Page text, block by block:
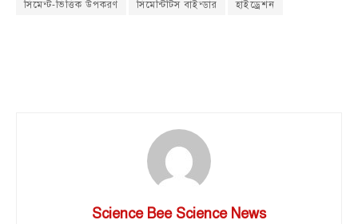
সিমেন্ট-ভিত্তিক উপকরণ
সিমেন্টিটিস বাইন্ডার হাইড্রেশন
Science Bee Science News